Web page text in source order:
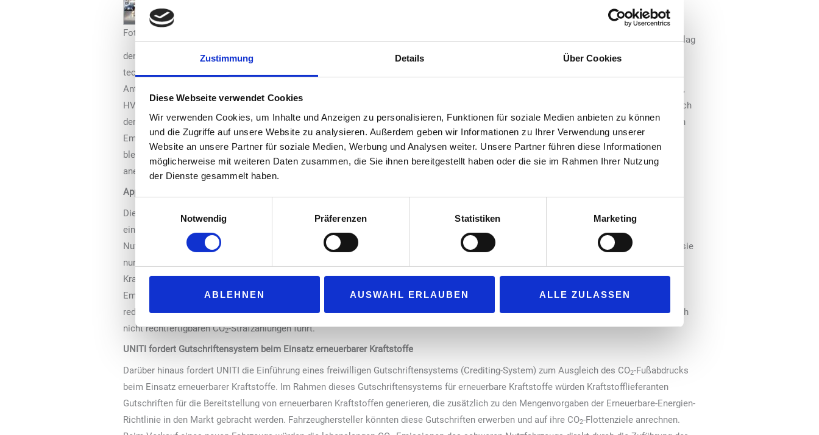
Zustimmung Details Über Cookies
Diese Webseite verwendet Cookies
Wir verwenden Cookies, um Inhalte und Anzeigen zu personalisieren, Funktionen für soziale Medien anbieten zu können
und die Zugriffe auf unsere Website zu analysieren. Außerdem geben wir Informationen zu Ihrer Verwendung unserer
Website an unsere Partner für soziale Medien, Werbung und Analysen weiter. Unsere Partner führen diese Informationen
möglicherweise mit weiteren Daten zusammen, die Sie ihnen bereitgestellt haben oder die sie im Rahmen Ihrer Nutzung
der Dienste gesammelt haben.
Notwendig
Präferenzen Statistiken Marketing
ABLEHNEN AUSWAHL ERLAUBEN ALLE ZULASSEN
Foto: Uniti
Das Bündnis, dem Unternehmen und Verbände der gesamten
Wertschöpfungskette von Kraftstoffen bis hin zu den Herstellern von
Fahrzeugen und Nutzern dieser Fahrzeuge angehören, bewertet den Vorschlag
der EU-Kommission zur Überarbeitung der geltenden Verordnung (EU) 2019/1242 zu CO
-Emissionsstandards als nicht ausreichend
technologieneutral. Fahrzeughersteller und Zulieferer können demnach nur mit batterieelektrischen- oder brennstoffzellenelektrischen
Antrieben sowie mit Wasserstoffmotoren die Reduktionsziele erreichen. Der Einsatz erneuerbarer Kraftstoffe wie Bio-LNG, eLNG, Bio-CNG,
HVO100, B100 oder grünstrombasierter E-Fuels soll dagegen nicht anerkannt werden. Der Grund dafür: In der Verordnung wird ausschließlich
der CO -Emissionsausstoß am Endrohr betrachtet. Lokal emissionsfreie Antriebssysteme gelten damit als grundsätzlich CO -neutral, denn
Emissionen etwa bei der Herstellung des Fahrzeugs sowie bei dessen Batterie oder bei der Erzeugung der verwendeten Antriebsenergie
bleiben außen vor. Demgegenüber soll der Emissionsbeitrag erneuerbarer Kraftstoffe beim Betrieb schwerer Nutzfahrzeuge weiterhin nicht
anerkannt werden.
Appell für die Einführung eines Kohlenstoffkorrekturfaktors
Die Unterzeichner des gemeinsamen Schreibens appellieren an die Bundesregierung, sich auf europäischer Ebene aktiv für die Einführung
eines so genannten Kohlenstoffkorrekturfaktors (Carbon-Correction-Factor) in die Regelung der CO
Nutzfahrzeuge einzusetzen. Die derzeitige Regulierung ist eine veraltete Art des Vergleichs der verschiedenen Fahrzeugtechnologien, weil sie
nur von einem rein fossilen Ursprung der Kraftstoffe ausgeht. Ein Kohlenstoffkorrekturfaktor dagegen würde den Anteil erneuerbarer
Kraftstoffe im Kraftstoffmix für verschiedene Kraftstoffarten in einem Referenzjahr berücksichtigen. Eine solche Option würde die CO -
Emissionsziele für Lkw-Hersteller um die Menge der erneuerbaren Kraftstoffe, die bereits im aktuellen Kraftstoffmix enthalten sind,
reduzieren. Bislang wird der reale Klimaschutzbeitrag etwa von biogenen Kraftstoffen nicht angerechnet, was zu sachlich und klimapolitisch
nicht rechtfertigbaren CO2-Strafzahlungen führt.
UNITI fordert Gutschriftensystem beim Einsatz erneuerbarer Kraftstoffe
Darüber hinaus fordert UNITI die Einführung eines freiwilligen Gutschriftensystems (Crediting-System) zum Ausgleich des CO2-Fußabdrucks
beim Einsatz erneuerbarer Kraftstoffe. Im Rahmen dieses Gutschriftensystems für erneuerbare Kraftstoffe würden Kraftstofflieferanten
Gutschriften für die Bereitstellung von erneuerbaren Kraftstoffen generieren, die zusätzlich zu den Mengenvorgaben der Erneuerbare-Energien-
Richtlinie in den Markt gebracht werden. Fahrzeughersteller könnten diese Gutschriften erwerben und auf ihre CO2-Flottenziele anrechnen.